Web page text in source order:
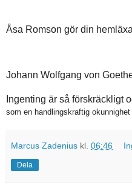
Åsa Romson gör din
Johann Wolfgang von
Ingenting är så förskräckligt
som en handlingskraftig okunnighet
Marcus Zadenius kl. 06:46
Dela